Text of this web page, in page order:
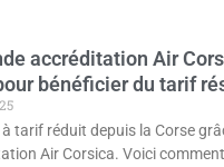
accréditation Air
bénéficier du tarif
tarif réduit depuis la Corse
Air Corsica. Voici